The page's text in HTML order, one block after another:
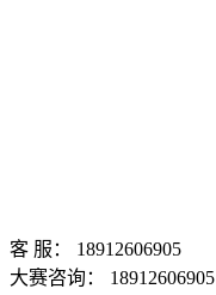
客 服：
18912606905
大赛咨询：
18912606905